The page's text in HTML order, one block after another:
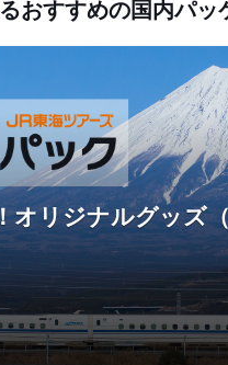
おすすめの国内パッ
リジナルグッズ